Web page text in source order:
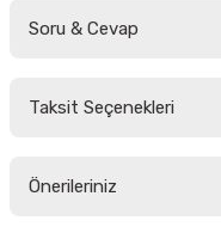
Soru & Cevap
Taksit Seçenekleri
Önerileriniz